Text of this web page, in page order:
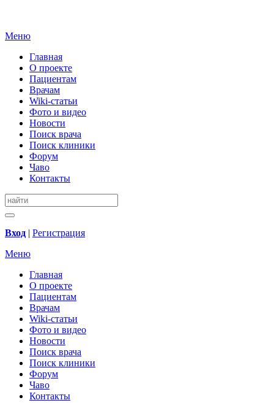
Меню
Главная
О проекте
Пациентам
Врачам
Wiki-статьи
Фото и видео
Новости
Поиск врача
Поиск клиники
Форум
Чаво
Контакты
Вход | Регистрация
Меню
Главная
О проекте
Пациентам
Врачам
Wiki-статьи
Фото и видео
Новости
Поиск врача
Поиск клиники
Форум
Чаво
Контакты